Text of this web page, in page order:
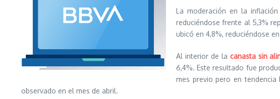
La moderación en la
reduciéndose frente al 5,3%
ubicó en 4,8%, reduciéndose
Al interior de la canasta sin
6,4%. Este resultado fue
mes previo pero en
observado en el mes de abril.